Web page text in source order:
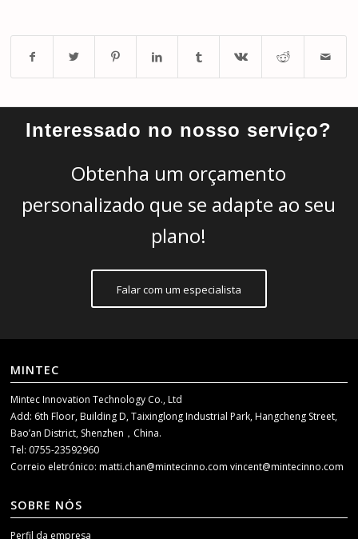
Interessado no nosso serviço?
Obtenha um orçamento
personalizado que se adapte ao seu
plano!
Falar com um especialista
MINTEC
Mintec Innovation Technology Co., Ltd
Add: 6th Floor, Building D, Taixinglong Industrial Park, Hangcheng Street,
Bao’an District, Shenzhen，China.
Tel: 0755-23592960
Correio eletrónico:matti.chan@mintecinno.comvincent@mintecinno.com
SOBRE NÓS
Perfil da empresa